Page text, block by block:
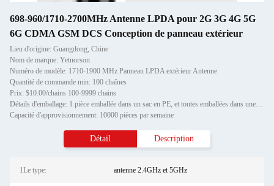
698-960/1710-2700MHz Antenne LPDA pour 2G 3G 4G 5G
6G CDMA GSM DCS Conception de panneau extérieur
Lieu d'origine: Guangdong, Chine
Nom de marque: Yetnorson
Numéro de modèle: 1710-1900 MHz Panneau LPDA extérieur Antenne
Quantité de commande min: 100 chaînes
Prix: $10.00/chains 100-9999 chains
Détails d'emballage: 1 pièce emballée dans un sac en PE, et toutes emballées dans une boîte en carton de 3-30dBi High Gai
Capacité d'approvisionnement: 10000 pièces par semaine
Détail Description
1Le type: antenne 2.4GHz et 5GHz